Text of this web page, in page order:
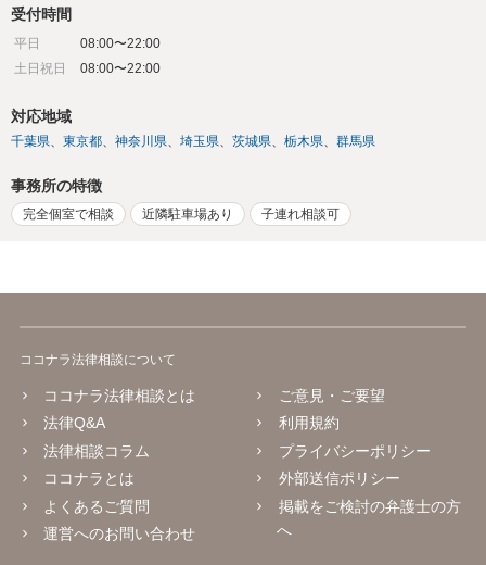
受付時間
平日
08:00〜22:00
土日祝日
08:00〜22:00
対応地域
千葉県 東京都 神奈川県 埼玉県 茨城県 栃木県 群馬県
事務所の特徴
完全個室で相談 近隣駐車場あり 子連れ相談可
ココナラ法律相談について
ココナラ法律相談とは
法律Q&A
法律相談コラム
ココナラとは
よくあるご質問
運営へのお問い合わせ
ご意見・ご要望
利用規約
プライバシーポリシー
外部送信ポリシー
掲載をご検討の弁護士の方
へ